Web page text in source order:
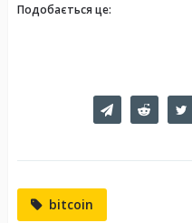
Подобається це:
bitcoin